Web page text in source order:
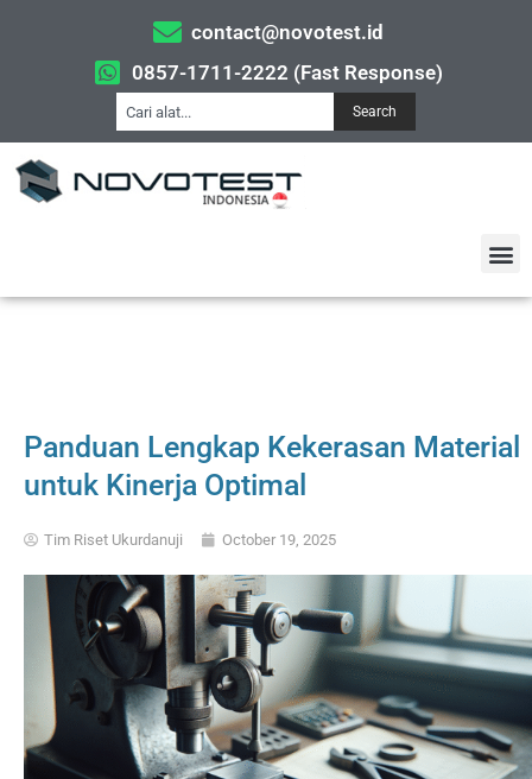
contact@novotest.id
0857-1711-2222 (Fast Response)
Search
Panduan Lengkap Kekerasan Material
untuk Kinerja Optimal
Tim Riset Ukurdanuji October 19, 2025